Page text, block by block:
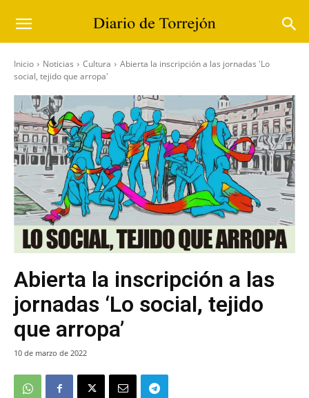
Inicio Noticias Cultura
Abierta la inscripción a las jornadas 'Lo
social, tejido que arropa'
Abierta la inscripción a las
jornadas ‘Lo social, tejido
que arropa’
10 de marzo de 2022